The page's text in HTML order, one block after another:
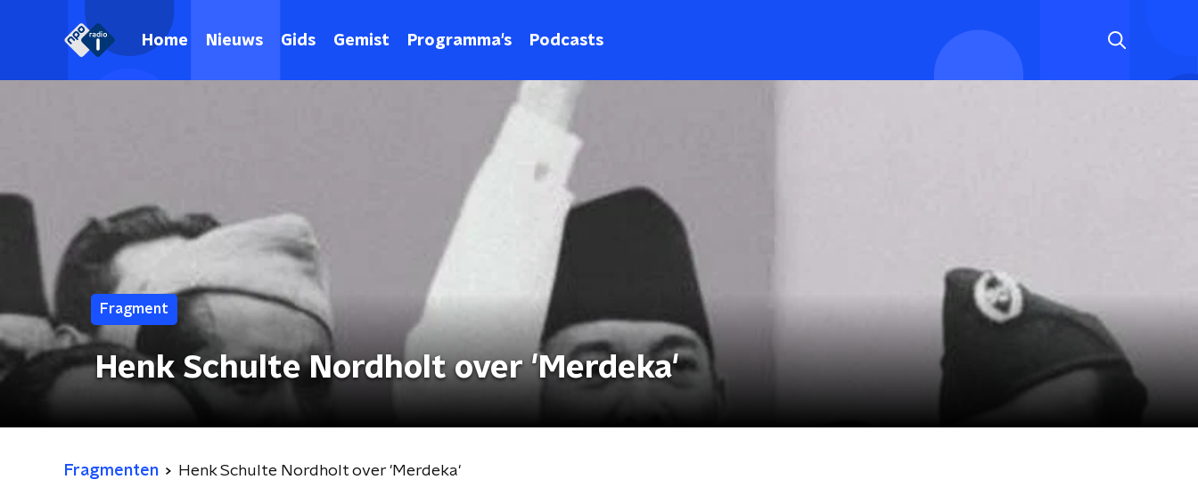
Home Nieuws Gids Gemist Programma's Podcasts
Fragment
Henk Schulte Nordholt over 'Merdeka'
Fragmenten Henk Schulte Nordholt over 'Merdeka'